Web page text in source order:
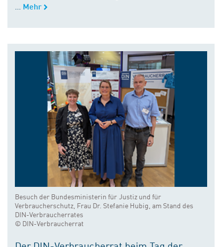
Mehr
Besuch der Bundesministerin für Justiz und für
Verbraucherschutz, Frau Dr. Stefanie Hubig, am Stand des
DIN-Verbraucherrates
© DIN-Verbraucherrat